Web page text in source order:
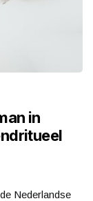
in
Nederlandse